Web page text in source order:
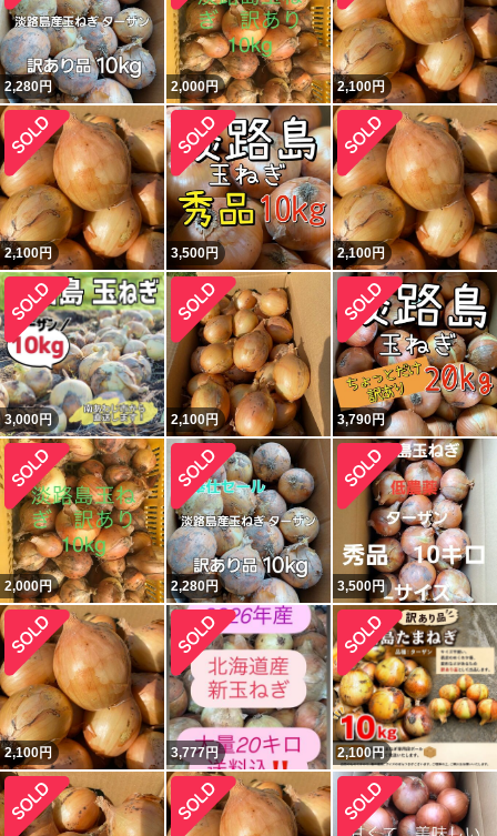
2,280円 2,000円 2,100円
2,100円 3,500円 2,100円
3,000円 2,100円 3,790円
2,000円 2,280円 3,500円
2,100円 3,777円 2,100円